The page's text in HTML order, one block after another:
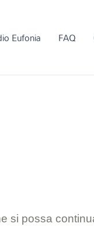
Eufonia FAQ
si possa